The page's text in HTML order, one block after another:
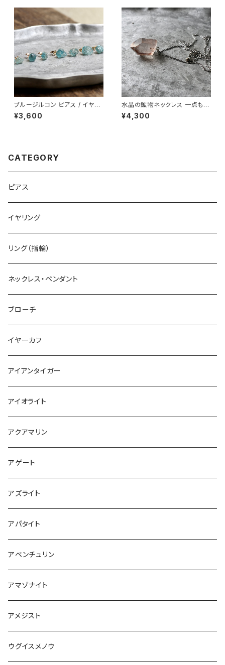
ブルージルコン ピアス / イヤリ
ング アレルギー対応 アレルギー
対応 原石 鉱物 パワーストーン
¥3,600
水晶の鉱物ネックレス 一点もの
原石 天然石 ハンドメイド アク
セサリー パワーストーン (No.2
¥4,300
CATEGORY
ピアス
イヤリング
リング（指輪）
ネックレス・ペンダント
ブローチ
イヤーカフ
アイアンタイガー
アイオライト
アクアマリン
アゲート
アズライト
アパタイト
アベンチュリン
アマゾナイト
アメジスト
ウグイスメノウ